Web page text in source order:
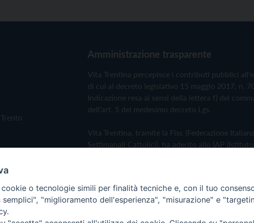
Amministrazione trasparente
Vita Trentina percepisce i contributi pubblici
di cui al decreto legislativo 15 maggio 2017, n.
Indicazione resa ai sensi della lettera f) del
dell'art. 5 del medesimo decreto Lgs.
Vita Trentina, tramite la Fisc (Federazione Italiana
Settimanali Cattolici), ha aderito allo IAP (Istituto
Privacy Policy Cookie Policy
o tecnologie simili per finalità tecniche e, con il tuo
semplici", "miglioramento dell'esperienza", "misurazione" e